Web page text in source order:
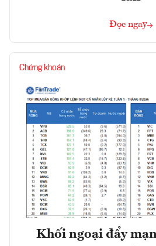
Đọc ngay
Chứng khoán
Khối ngoại đẩy